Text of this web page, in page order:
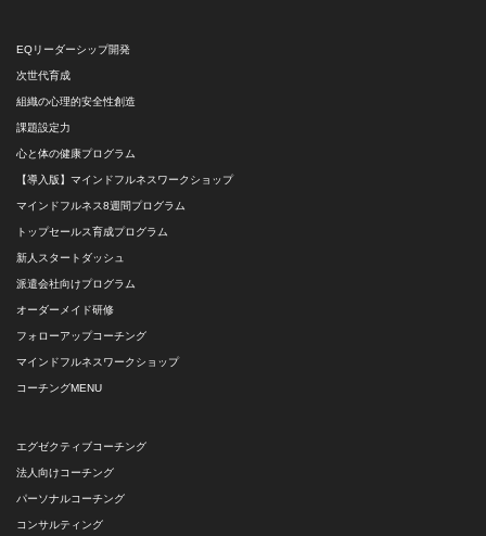
EQリーダーシップ開発
次世代育成
組織の心理的安全性創造
課題設定力
心と体の健康プログラム
【導入版】マインドフルネスワークショップ
マインドフルネス8週間プログラム
トップセールス育成プログラム
新人スタートダッシュ
派遣会社向けプログラム
オーダーメイド研修
フォローアップコーチング
マインドフルネスワークショップ
コーチングMENU
エグゼクティブコーチング
法人向けコーチング
パーソナルコーチング
コンサルティング